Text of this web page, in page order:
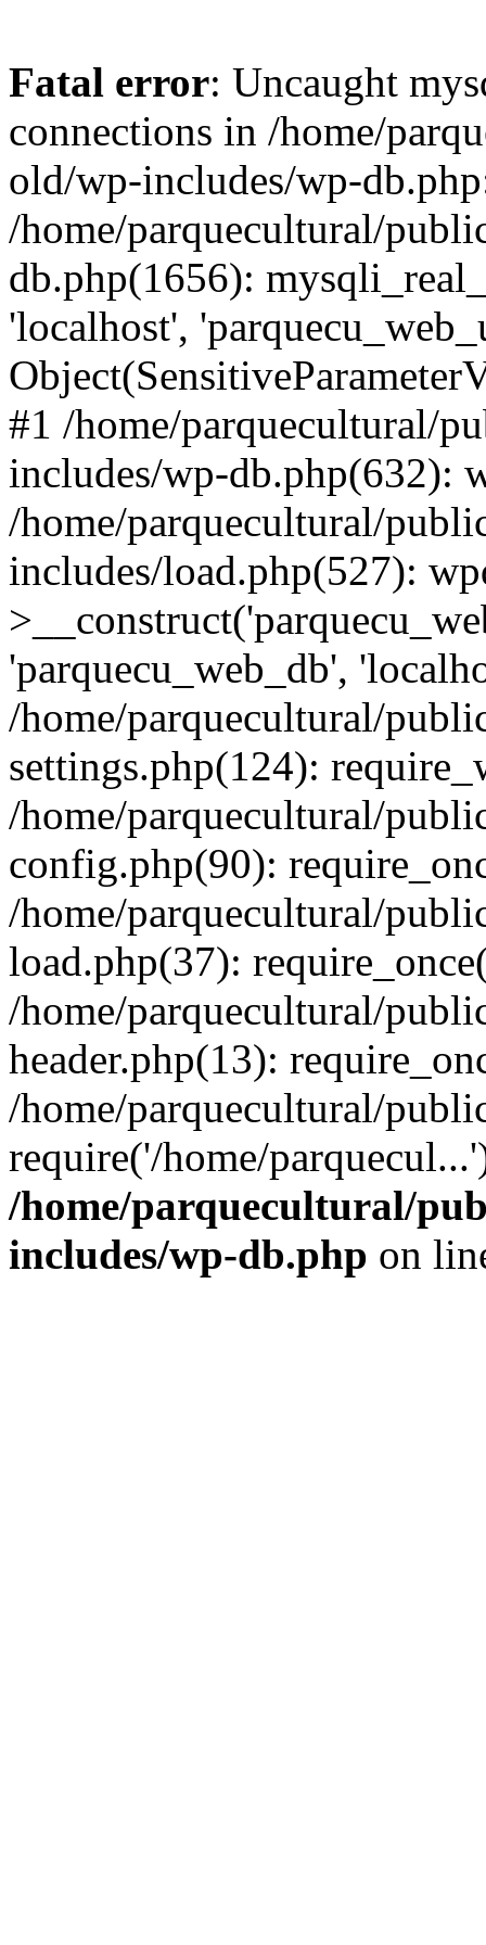
Fatal error: Uncaught
connections in /home/
old/wp-includes/wp-
/home/parquecultural/
db.php(1656):
'localhost',
#1 /home/parquecultural/
includes/wp-db.php(632):
/home/parquecultural/
includes/load.php(527):
'parquecu_web_db',
/home/parquecultural/
settings.php(124):
/home/parquecultural/
config.php(90):
/home/parquecultural/
load.php(37):
/home/parquecultural/
header.php(13):
/home/parquecultural/
require('/home/
/home/parquecultural/
includes/wp-db.php on